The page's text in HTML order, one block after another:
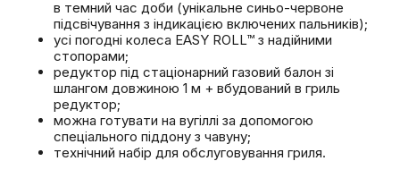
в темний час доби (унікальне синьо-червоне
підсвічування з індикацією включених пальників);
усі погодні колеса EASY ROLL™ з надійними
стопорами;
редуктор під стаціонарний газовий балон зі
шлангом довжиною 1 м + вбудований в гриль
редуктор;
можна готувати на вугіллі за допомогою
спеціального піддону з чавуну;
технічний набір для обслуговування гриля.